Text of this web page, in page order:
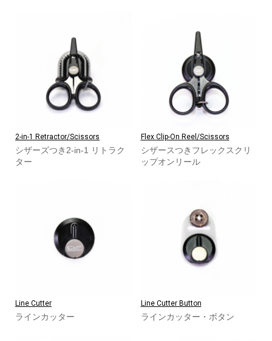
2-in-1 Retractor/Scissors
シザーズつき2-in-1 リトラク
ター
Flex Clip-On Reel/Scissors
シザースつきフレックスクリ
ップオンリール
Line Cutter
ラインカッター
Line Cutter Button
ラインカッター・ボタン